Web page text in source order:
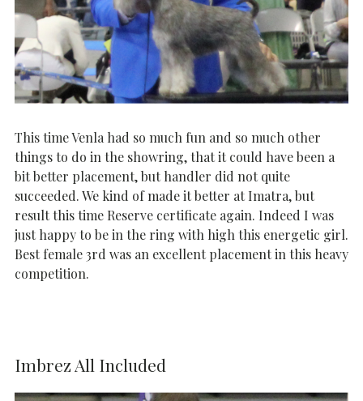
This time Venla had so much fun and so much other
things to do in the showring, that it could have been a
bit better placement, but handler did not quite
succeeded. We kind of made it better at Imatra, but
result this time Reserve certificate again. Indeed I was
just happy to be in the ring with high this energetic girl.
Best female 3rd was an excellent placement in this heavy
competition.
Imbrez All Included